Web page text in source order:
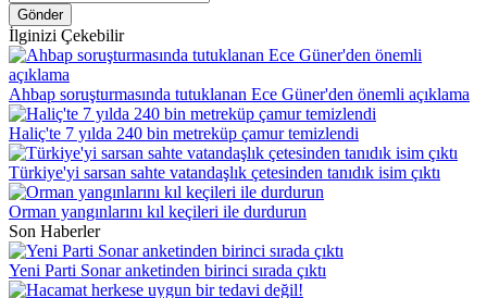
Gönder
İlginizi Çekebilir
Ahbap soruşturmasında tutuklanan Ece Güner'den önemli açıklama
Haliç'te 7 yılda 240 bin metreküp çamur temizlendi
Türkiye'yi sarsan sahte vatandaşlık çetesinden tanıdık isim çıktı
Orman yangınlarını kıl keçileri ile durdurun
Son Haberler
Yeni Parti Sonar anketinden birinci sırada çıktı